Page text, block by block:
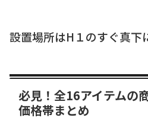
設置場所はH１のすぐ真下
必見！全16アイテムの
価格帯まとめ